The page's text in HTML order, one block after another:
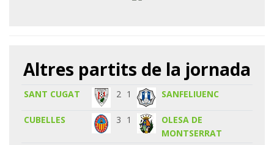
Altres partits de la jornada
SANT CUGAT 2 1 SANFELIUENC
CUBELLES 3 1
OLESA DE
MONTSERRAT